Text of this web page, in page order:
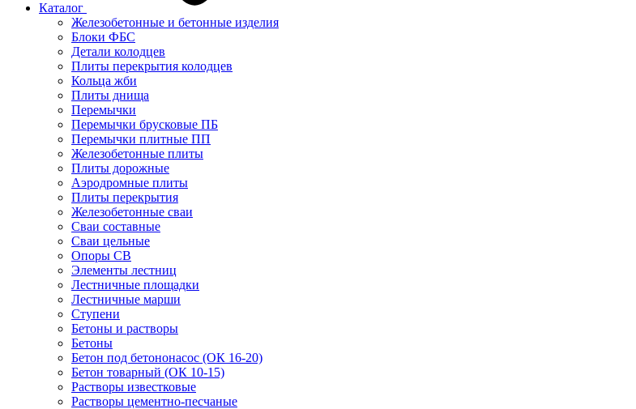
Каталог
Железобетонные и бетонные изделия
Блоки ФБС
Детали колодцев
Плиты перекрытия колодцев
Кольца жби
Плиты днища
Перемычки
Перемычки брусковые ПБ
Перемычки плитные ПП
Железобетонные плиты
Плиты дорожные
Аэродромные плиты
Плиты перекрытия
Железобетонные сваи
Сваи составные
Сваи цельные
Опоры СВ
Элементы лестниц
Лестничные площадки
Лестничные марши
Ступени
Бетоны и растворы
Бетоны
Бетон под бетононасос (ОК 16-20)
Бетон товарный (ОК 10-15)
Растворы известковые
Растворы цементно-песчаные